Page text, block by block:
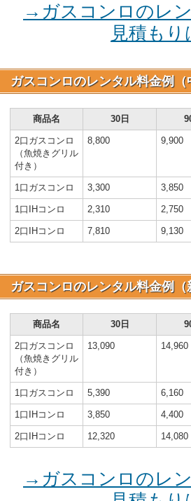
→ガスコンロのレ
見積も
ガスコンロのレンタル料金例（
商品名 30日
2口ガスコンロ
（魚焼きグリル
付き）
8,800 9,900
1口ガスコンロ 3,300 3,850
1口IHコンロ 2,310 2,750
2口IHコンロ 7,810 9,130
ガスコンロのレンタル料金例（
商品名 30日
2口ガスコンロ
（魚焼きグリル
付き）
13,090 14,960
1口ガスコンロ 5,390 6,160
1口IHコンロ 3,850 4,400
2口IHコンロ 12,320 14,080
→ガスコンロのレ